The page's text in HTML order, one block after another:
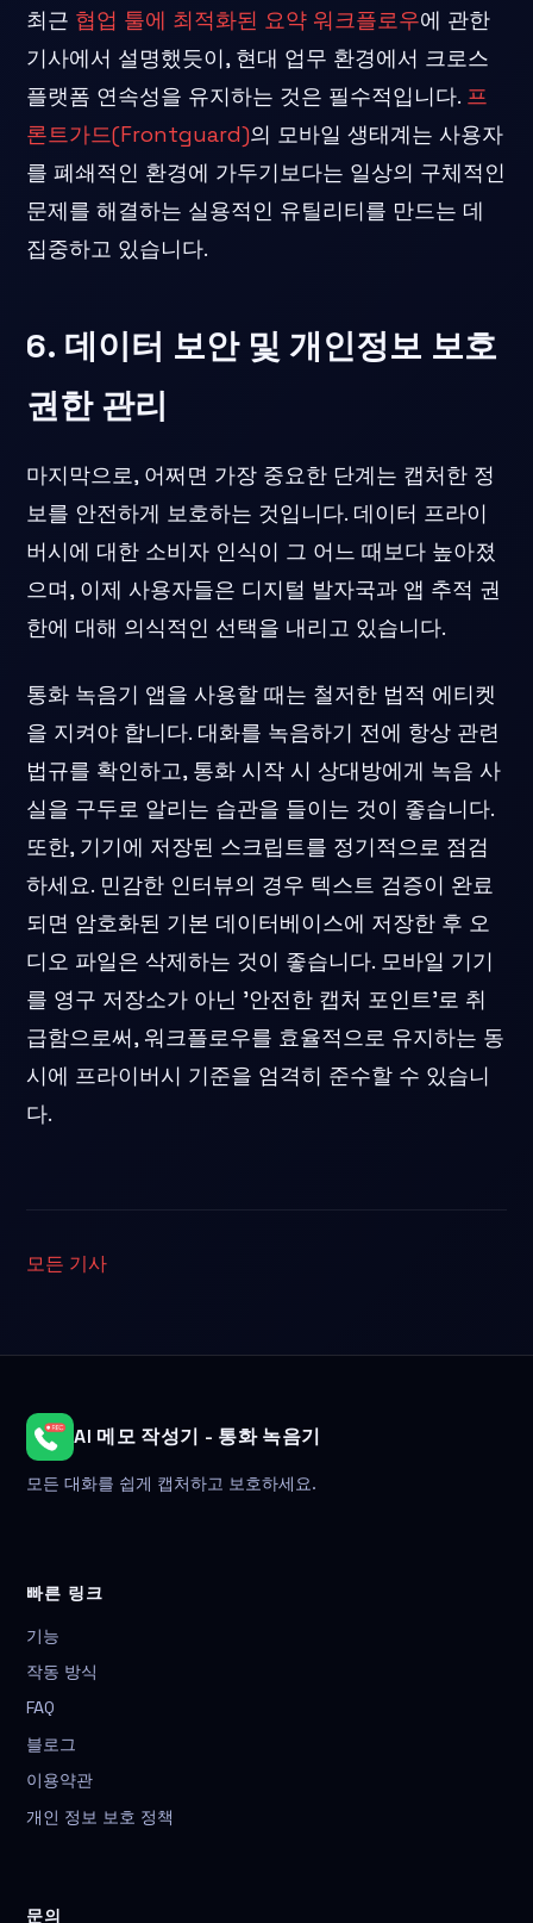
최근 협업 툴에 최적화된 요약 워크플로우에 관한
기사에서 설명했듯이, 현대 업무 환경에서 크로스
플랫폼 연속성을 유지하는 것은 필수적입니다. 프
론트가드(Frontguard)의 모바일 생태계는 사용자
를 폐쇄적인 환경에 가두기보다는 일상의 구체적인
문제를 해결하는 실용적인 유틸리티를 만드는 데
집중하고 있습니다.
6. 데이터 보안 및 개인정보 보호
권한 관리
마지막으로, 어쩌면 가장 중요한 단계는 캡처한 정
보를 안전하게 보호하는 것입니다. 데이터 프라이
버시에 대한 소비자 인식이 그 어느 때보다 높아졌
으며, 이제 사용자들은 디지털 발자국과 앱 추적 권
한에 대해 의식적인 선택을 내리고 있습니다.
통화 녹음기 앱을 사용할 때는 철저한 법적 에티켓
을 지켜야 합니다. 대화를 녹음하기 전에 항상 관련
법규를 확인하고, 통화 시작 시 상대방에게 녹음 사
실을 구두로 알리는 습관을 들이는 것이 좋습니다.
또한, 기기에 저장된 스크립트를 정기적으로 점검
하세요. 민감한 인터뷰의 경우 텍스트 검증이 완료
되면 암호화된 기본 데이터베이스에 저장한 후 오
디오 파일은 삭제하는 것이 좋습니다. 모바일 기기
를 영구 저장소가 아닌 '안전한 캡처 포인트'로 취
급함으로써, 워크플로우를 효율적으로 유지하는 동
시에 프라이버시 기준을 엄격히 준수할 수 있습니
다.
모든 기사
AI 메모 작성기 - 통화 녹음기
모든 대화를 쉽게 캡처하고 보호하세요.
빠른 링크
기능
작동 방식
FAQ
블로그
이용약관
개인 정보 보호 정책
문의